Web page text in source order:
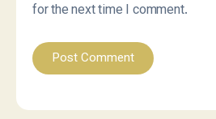
for the next time I comment.